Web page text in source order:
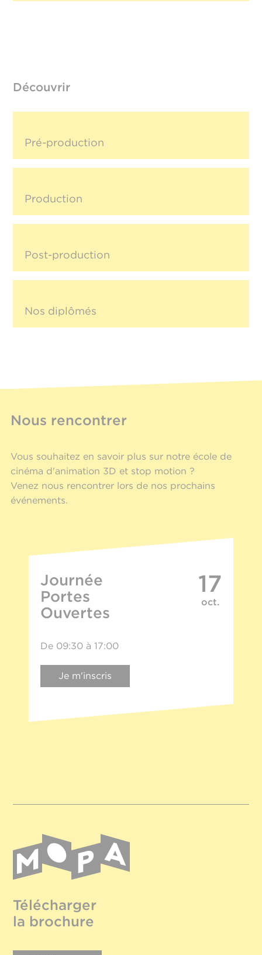
Découvrir
Pré-production
Production
Post-production
Nos diplômés
Nous rencontrer
Vous souhaitez en savoir plus sur notre école de
cinéma d'animation 3D et stop motion ?
Venez nous rencontrer lors de nos prochains
événements.
Journée
Portes
Ouvertes
17
oct.
De 09:30 à 17:00
Je m'inscris
Télécharger
la brochure